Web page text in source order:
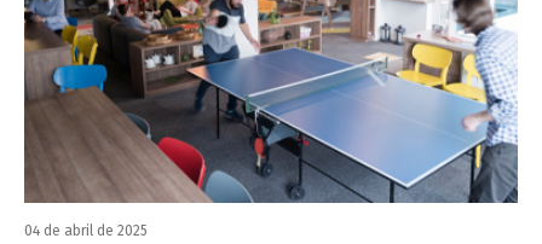
04 de abril de 2025